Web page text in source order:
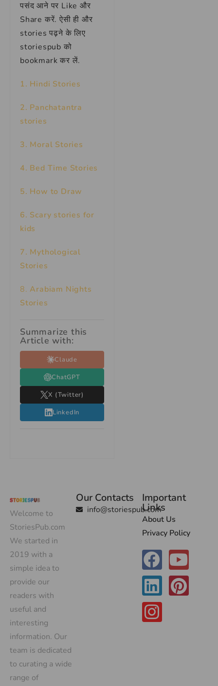
पसंद आने पर Like और
Share करें. ऐसी ही और
stories पढ़ने के लिए
storiespub को
bookmark कर लें.
1. Hindi Stories
2. Panchatantra
stories
3. Moral Stories
4. Bed Time Stories
5. How to Draw
6. Scary stories for
kids
7. Mythological
Stories
8.Arabiam Nights
Stories
Summarize this
Article with:
Claude
ChatGPT
X (Twitter)
LinkedIn
Welcome to
StoriesPub.com
We started in
2019 with a
simple idea to
provide our
readers with
useful and
interesting
information. Our
team is dedicated
to curating a wide
range of
Our Contacts
info@storiespub.com
Important
Links
About Us
Privacy Policy